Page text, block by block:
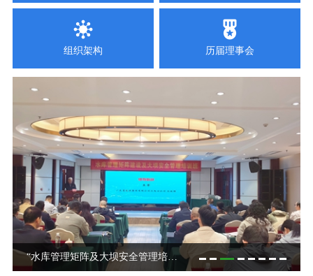
组织架构 历届理事会
南方省（区）第五届水电厂技能竞赛筹备会在广西南宁召开 薪火相传四十载 智启电力新征程 | 学会第九届二次会员代表大会、第九届四次理事会暨学会成立40周年纪念学术年会圆满举办
广东风电专委会2025年度年会暨技术交流会圆满召开“水库管理矩阵及大坝安全管理培训”在广西桂平成功举办2025年南方省(区)水电学会联络会暨学会工作交流会在长沙召开
云、贵、川、湘、桂、粤、青、鄂、赣、陕十省（区) 2025年水电站运行管理及检修技术研讨会在宜昌成功举办
广东风电专委会换届大会暨学术交流会成功召开我学会等单位联合举办“第四届流域水生态环境保护学术论坛暨2025智慧水利与低碳能源国际产学研用合作研讨会”
南方省（区）第五届水电厂技能竞赛筹备会在广西南宁召开 薪火相传四十载 智启电力新征程 | 学会第九届二次会员代表大会、第九届四次理事会暨学会成立40周年纪念学术年会圆满举办